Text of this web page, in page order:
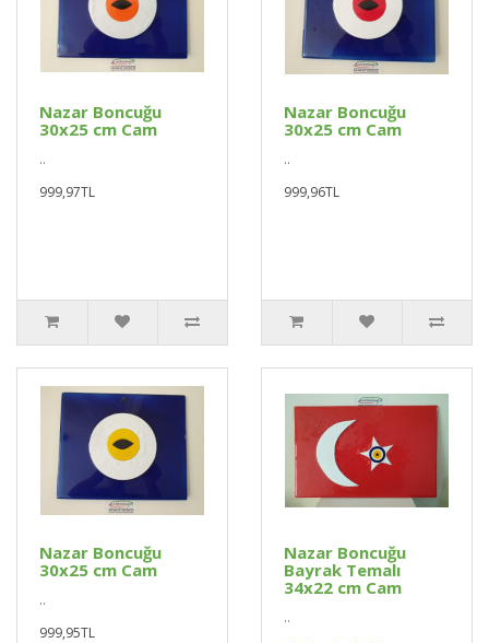
Nazar Boncuğu
30x25 cm Cam
..
999,97TL
Nazar Boncuğu
30x25 cm Cam
..
999,96TL
Nazar Boncuğu
30x25 cm Cam
..
999,95TL
Nazar Boncuğu
Bayrak Temalı
34x22 cm Cam
..